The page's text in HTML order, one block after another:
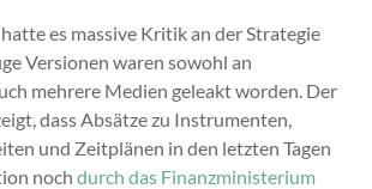
es massive Kritik an der Strategie
Versionen waren sowohl an
mehrere Medien geleakt worden. Der
dass Absätze zu Instrumenten,
und Zeitplänen in den letzten Tagen
noch durch das Finanzministerium